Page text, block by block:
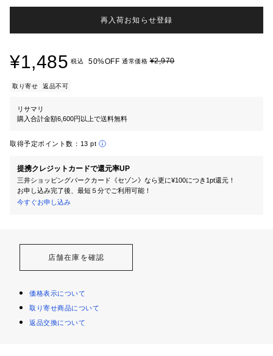
再入荷お知らせ登録
¥1,485 税込 50%OFF 通常価格¥2,970
取り寄せ 返品不可
リサマリ
購入合計金額6,600円以上で送料無料
取得予定ポイント数： 13 pt
提携クレジットカードで還元率UP
三井ショッピングパークカード《セゾン》なら更に¥100につき1pt還元！
お申し込み完了後、最短５分でご利用可能！
今すぐお申し込み
店舗在庫を確認
価格表示について
取り寄せ商品について
返品交換について